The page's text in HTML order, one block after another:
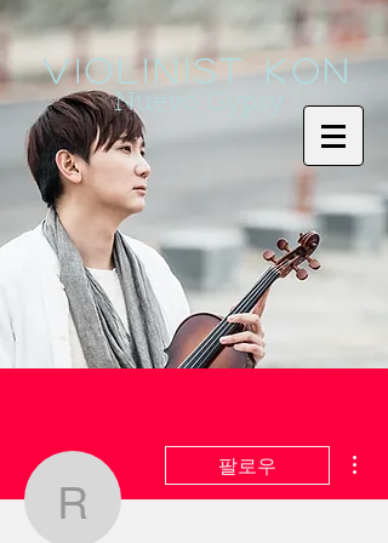
Violinist KoN
Nuevo Gypsy
rovasiw283
팔로우